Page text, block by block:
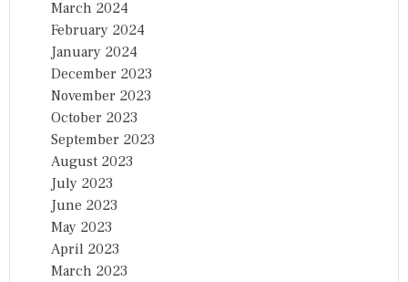
March 2024
February 2024
January 2024
December 2023
November 2023
October 2023
September 2023
August 2023
July 2023
June 2023
May 2023
April 2023
March 2023